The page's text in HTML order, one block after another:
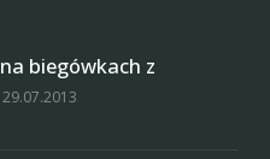
biegówkach z
29.07.2013